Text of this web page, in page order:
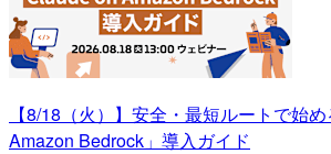
【8/18（火）】安全・最短ルートで始
Amazon Bedrock」導入ガイド